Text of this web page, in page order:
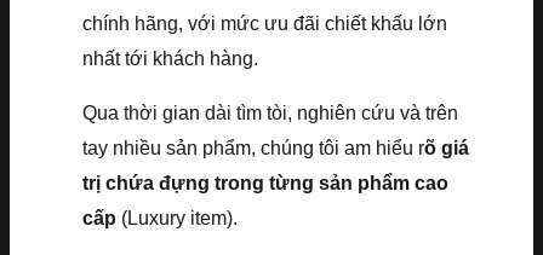
chính hãng, với mức ưu đãi chiết khấu lớn
nhất tới khách hàng.
Qua thời gian dài tìm tòi, nghiên cứu và trên
tay nhiều sản phẩm, chúng tôi am hiểu rõ giá
trị chứa đựng trong từng sản phẩm cao
cấp (Luxury item).